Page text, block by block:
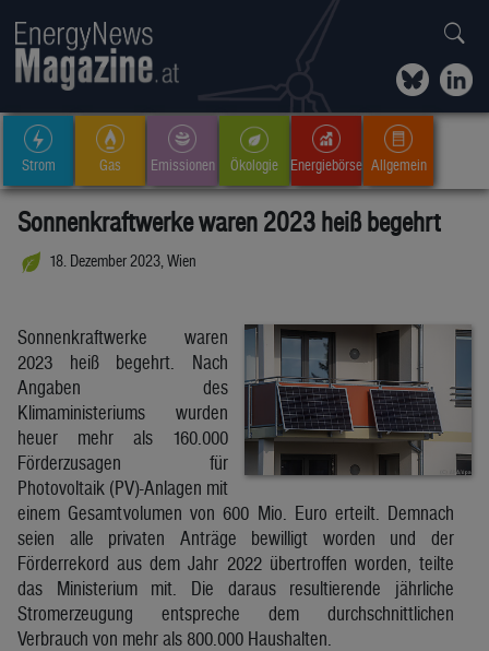
Strom Gas Emissionen Ökologie Energiebörse Allgemein
Sonnenkraftwerke waren 2023 heiß begehrt
18. Dezember 2023, Wien
Sonnenkraftwerke waren
2023 heiß begehrt. Nach
Angaben des
Klimaministeriums wurden
heuer mehr als 160.000
Förderzusagen für
Photovoltaik (PV)-Anlagen mit
einem Gesamtvolumen von 600 Mio. Euro erteilt. Demnach
seien alle privaten Anträge bewilligt worden und der
Förderrekord aus dem Jahr 2022 übertroffen worden, teilte
das Ministerium mit. Die daraus resultierende jährliche
Stromerzeugung entspreche dem durchschnittlichen
Verbrauch von mehr als 800.000 Haushalten.